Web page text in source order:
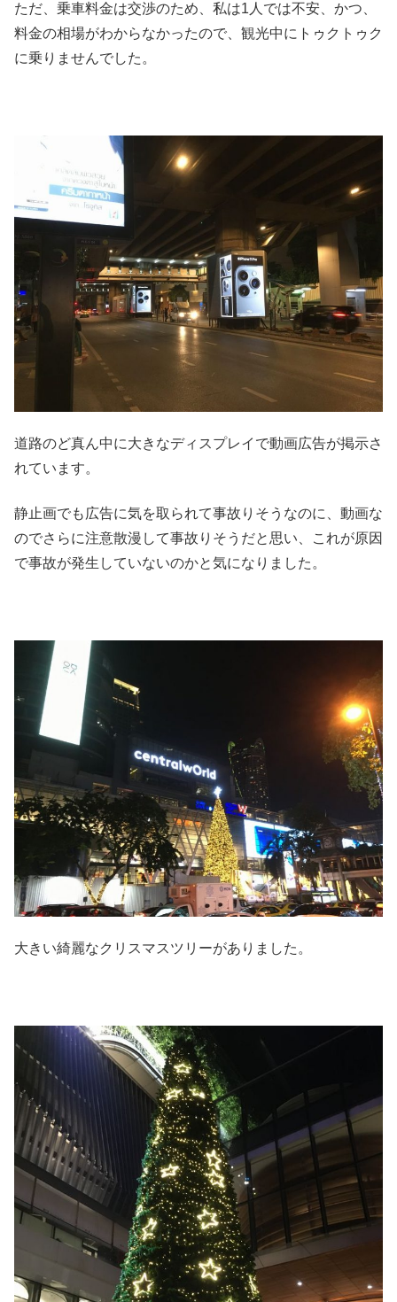
ただ、乗車料金は交渉のため、私は1人では不安、かつ、
料金の相場がわからなかったので、観光中にトゥクトゥク
に乗りませんでした。
道路のど真ん中に大きなディスプレイで動画広告が掲示さ
れています。
静止画でも広告に気を取られて事故りそうなのに、動画な
のでさらに注意散漫して事故りそうだと思い、これが原因
で事故が発生していないのかと気になりました。
大きい綺麗なクリスマスツリーがありました。